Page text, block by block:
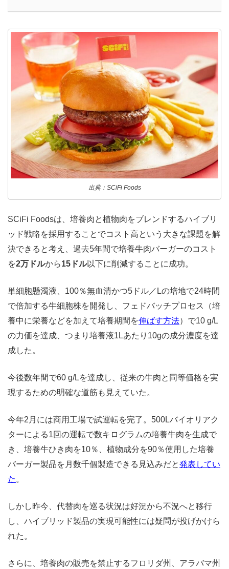
出典：SCiFi Foods
SCiFi Foodsは、培養肉と植物肉をブレンドするハイブリ
ッド戦略を採用することでコスト高という大きな課題を解
決できると考え、過去5年間で培養牛肉バーガーのコスト
を2万ドルから15ドル以下に削減することに成功。
単細胞懸濁液、100％無血清かつ5ドル／Lの培地で24時間
で倍加する牛細胞株を開発し、フェドバッチプロセス（培
養中に栄養などを加えて培養期間を伸ばす方法）で10 g/L
の力価を達成、つまり培養液1Lあたり10gの成分濃度を達
成した。
今後数年間で60 g/Lを達成し、従来の牛肉と同等価格を実
現するための明確な道筋も見えていた。
今年2月には商用工場で試運転を完了。500Lバイオリアク
ターによる1回の運転で数キログラムの培養牛肉を生成で
き、培養牛ひき肉を10％、植物成分を90％使用した培養
バーガー製品を月数千個製造できる見込みだと発表してい
た 。
しかし昨今、代替肉を巡る状況は好況から不況へと移行
し、ハイブリッド製品の実現可能性には疑問が投げかけら
れた。
さらに、培養肉の販売を禁止するフロリダ州、アラバマ州